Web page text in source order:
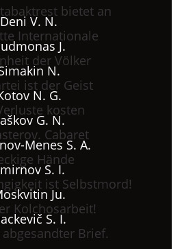
bietet an
Deni V. N.
Internationale
J.
der Völker
N.
ist der Geist
N. G.
kosten
G. N.
Cabaret
Menes S. A.
Hände
S. I.
ist Selbstmord!
Ju.
Kolchosarbeit!
S. I.
Brief.